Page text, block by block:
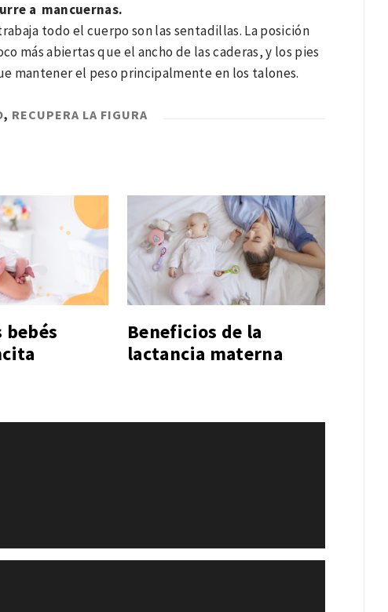
a mancuernas.
todo el cuerpo son las sentadillas. La posición
más abiertas que el ancho de las caderas, y los pies
mantener el peso principalmente en los talones.
, RECUPERA LA FIGURA
bebés
Beneficios de la
lactancia materna